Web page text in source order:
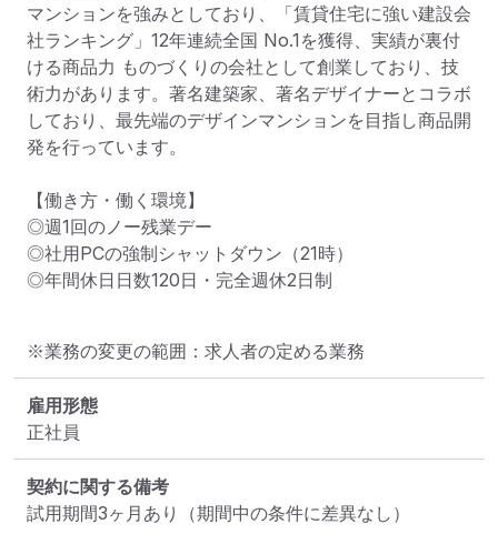
マンションを強みとしており、「賃貸住宅に強い建設会
社ランキング」12年連続全国 No.1を獲得、実績が裏付
ける商品力 ものづくりの会社として創業しており、技
術力があります。著名建築家、著名デザイナーとコラボ
しており、最先端のデザインマンションを目指し商品開
発を行っています。
【働き方・働く環境】
◎週1回のノー残業デー
◎社用PCの強制シャットダウン（21時）
◎年間休日日数120日・完全週休2日制
※業務の変更の範囲：求人者の定める業務
雇用形態
正社員
契約に関する備考
試用期間3ヶ月あり（期間中の条件に差異なし）